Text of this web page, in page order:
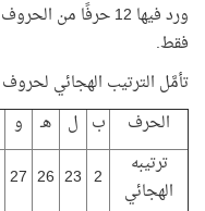
ورد فيها 12 حرفًا
فقط.
تأمَّل الترتيب الهجائي
الحرف
ب ل هـ و
ترتيبه
الهجائي
2
23
26
27